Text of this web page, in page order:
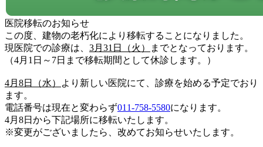
医院移転のお知らせ
この度、建物の老朽化により移転することになりました。
現医院での診療は、 3月31日（火）
までとなっております。
（4月1日～7日まで移転期間として休診します。）
4月8日（水）
より新しい医院にて、診療を始める予定でおり
ます。
電話番号は現在と変わらず011-758-5580になります。
4月8日から下記場所に移転いたします。
※変更がございましたら、改めてお知らせいたします。